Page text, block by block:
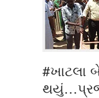
#ખાટલા